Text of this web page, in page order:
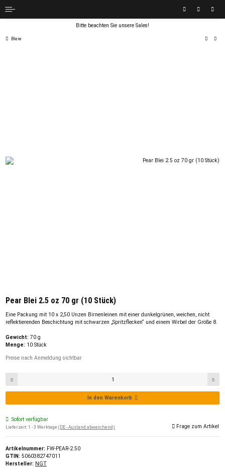
Bitte beachten Sie unsere Sales!
Bleie
Pear Blei 2.5 oz 70 gr (10 Stück)
Eine Packung mit 10 x 2,50 Unzen Birnenleinen mit einer dunkelgrünen, weichen, nicht
reflektierenden Beschichtung mit schwarzen „Spritzflecken“ und einem Wirbel der Größe 8.
Gewicht: 70 g
Menge: 10 Stück
Preise nach Anmeldung sichtbar
In den Warenkorb
Sofort verfügbar
Lieferzeit: 1 - 3 Werktage (DE - Ausland abweichend) Frage zum Artikel
Artikelnummer: FW-PEAR-2.50
GTIN: 5060382747011
Hersteller: NGT